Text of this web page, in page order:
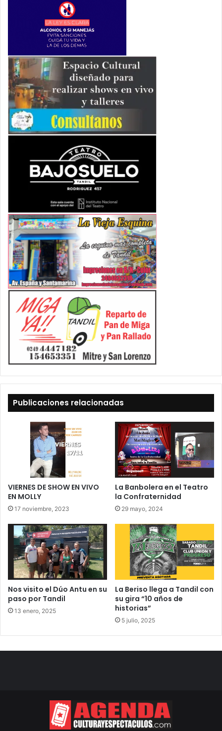
Publicaciones relacionadas
VIERNES DE SHOW EN VIVO
EN MOLLY
17 noviembre, 2023
La Banbolera en el Teatro
la Confraternidad
29 mayo, 2024
Nos visito el Dúo Antu en su
paso por Tandil
13 enero, 2025
La Beriso llega a Tandil con
su gira “10 años de
historias”
5 julio, 2025